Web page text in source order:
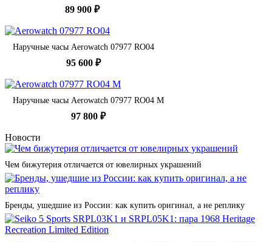
89 900 ₽
Наручные часы Aerowatch 07977 RO04
95 600 ₽
Наручные часы Aerowatch 07977 RO04 M
97 800 ₽
Новости
Чем бижутерия отличается от ювелирных украшений
Бренды, ушедшие из России: как купить оригинал, а не реплику